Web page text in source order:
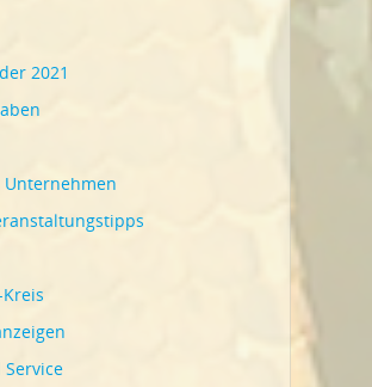
2021